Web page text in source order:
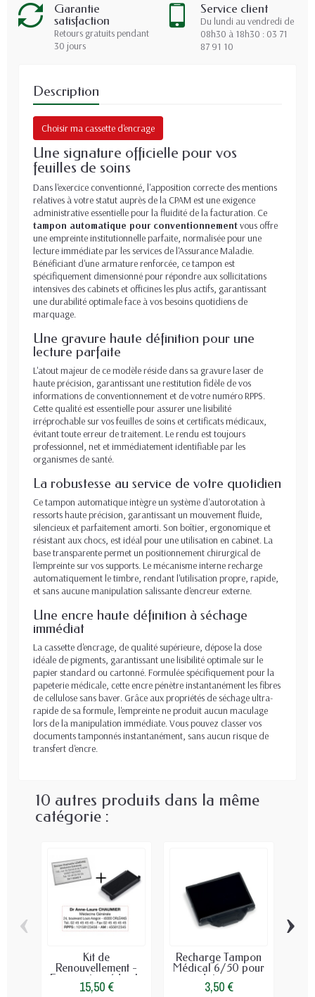
Garantie
satisfaction
Retours gratuits pendant
30 jours
Service client
Du lundi au vendredi de
08h30 à 18h30 : 03 71
87 91 10
Description
Choisir ma cassette d'encrage
Une signature officielle pour vos
feuilles de soins
Dans l'exercice conventionné, l'apposition correcte des mentions
relatives à votre statut auprès de la CPAM est une exigence
administrative essentielle pour la fluidité de la facturation. Ce
tampon automatique pour conventionnementvous offre
une empreinte institutionnelle parfaite, normalisée pour une
lecture immédiate par les services de l'Assurance Maladie.
Bénéficiant d'une armature renforcée, ce tampon est
spécifiquement dimensionné pour répondre aux sollicitations
intensives des cabinets et officines les plus actifs, garantissant
une durabilité optimale face à vos besoins quotidiens de
marquage.
Une gravure haute définition pour une
lecture parfaite
L'atout majeur de ce modèle réside dans sa gravure laser de
haute précision, garantissant une restitution fidèle de vos
informations de conventionnement et de votre numéro RPPS.
Cette qualité est essentielle pour assurer une lisibilité
irréprochable sur vos feuilles de soins et certificats médicaux,
évitant toute erreur de traitement. Le rendu est toujours
professionnel, net et immédiatement identifiable par les
organismes de santé.
La robustesse au service de votre quotidien
Ce tampon automatique intègre un système d'autorotation à
ressorts haute précision, garantissant un mouvement fluide,
silencieux et parfaitement amorti. Son boîtier, ergonomique et
résistant aux chocs, est idéal pour une utilisation en cabinet. La
base transparente permet un positionnement chirurgical de
l'empreinte sur vos supports. Le mécanisme interne recharge
automatiquement le timbre, rendant l'utilisation propre, rapide,
et sans aucune manipulation salissante d'encreur externe.
Une encre haute définition à séchage
immédiat
La cassette d'encrage, de qualité supérieure, dépose la dose
idéale de pigments, garantissant une lisibilité optimale sur le
papier standard ou cartonné. Formulée spécifiquement pour la
papeterie médicale, cette encre pénètre instantanément les fibres
de cellulose sans baver. Grâce aux propriétés de séchage ultra-
rapide de sa formule, l'empreinte ne produit aucun maculage
lors de la manipulation immédiate. Vous pouvez classer vos
documents tamponnés instantanément, sans aucun risque de
transfert d'encre.
10 autres produits dans la même
catégorie :
Kit de
Renouvellement -
Empreinte médicale
15,50 €
Recharge Tampon
Médical 6/50 pour
dateur...
3,50 €
‹ ›